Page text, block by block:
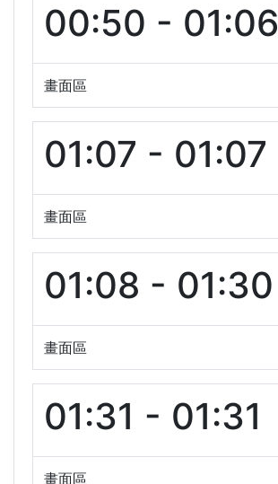
00:50 - 01:06
畫面區
01:07 - 01:07
畫面區
01:08 - 01:30
畫面區
01:31 - 01:31
畫面區